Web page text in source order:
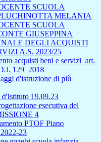
SCUOLA
MELANIA
SCUOLA
GIUSEPPINA
DEGLI ACQUISTI
A.S. 2023/25
acquisti beni e servizi_art.
129_2018
d'istruzione di più
19.09.23
esecutiva del
4
PTOF Piano
23